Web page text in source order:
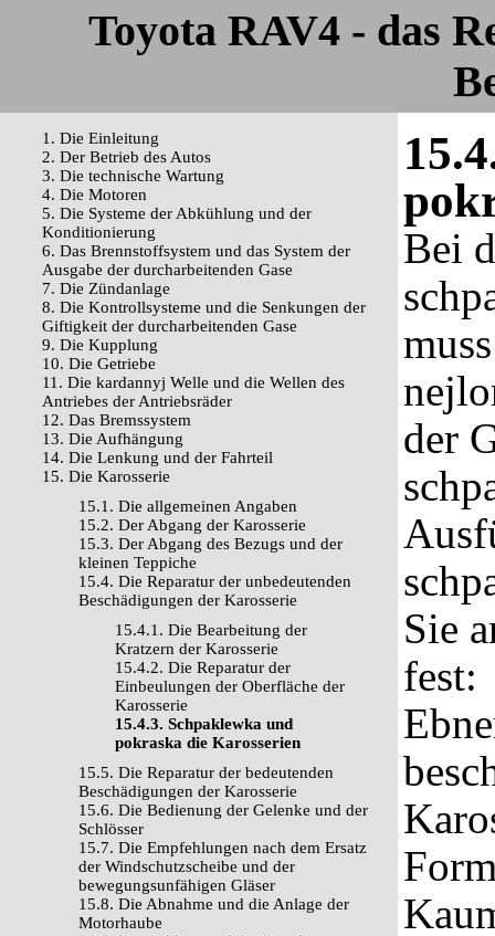
Toyota RAV4 - das
1. Die Einleitung
2. Der Betrieb des Autos
3. Die technische Wartung
4. Die Motoren
5. Die Systeme der Abkühlung und der
Konditionierung
6. Das Brennstoffsystem und das System der
Ausgabe der durcharbeitenden Gase
7. Die Zündanlage
8. Die Kontrollsysteme und die Senkungen der
Giftigkeit der durcharbeitenden Gase
9. Die Kupplung
10. Die Getriebe
11. Die kardannyj Welle und die Wellen des
Antriebes der Antriebsräder
12. Das Bremssystem
13. Die Aufhängung
14. Die Lenkung und der Fahrteil
15. Die Karosserie
15.1. Die allgemeinen Angaben
15.2. Der Abgang der Karosserie
15.3. Der Abgang des Bezugs und der
kleinen Teppiche
15.4. Die Reparatur der unbedeutenden
Beschädigungen der Karosserie
15.4.1. Die Bearbeitung der
Kratzern der Karosserie
15.4.2. Die Reparatur der
Einbeulungen der Oberfläche der
Karosserie
15.4.3. Schpaklewka und
pokraska die Karosserien
15.5. Die Reparatur der bedeutenden
Beschädigungen der Karosserie
15.6. Die Bedienung der Gelenke und der
Schlösser
15.7. Die Empfehlungen nach dem Ersatz
der Windschutzscheibe und der
bewegungsunfähigen Gläser
15.8. Die Abnahme und die Anlage der
Motorhaube
Bei
der
Sie
fest: